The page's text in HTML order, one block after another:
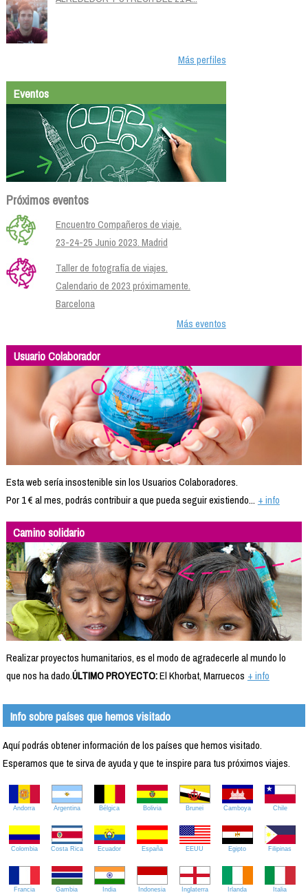
Más perfiles
Eventos
Próximos eventos
Encuentro Compañeros de viaje.
23-24-25 Junio 2023. Madrid
Taller de fotografía de viajes.
Calendario de 2023 próximamente.
Barcelona
Más eventos
Usuario Colaborador
Esta web sería insostenible sin los Usuarios Colaboradores.
Por 1 € al mes, podrás contribuir a que pueda seguir existiendo... + info
Camino solidario
Realizar proyectos humanitarios, es el modo de agradecerle al mundo lo
que nos ha dado.ÚLTIMO PROYECTO:El Khorbat, Marruecos + info
Info sobre países que hemos visitado
Aquí podrás obtener información de los países que hemos visitado.
Esperamos que te sirva de ayuda y que te inspire para tus próximos viajes.
Andorra Argentina Bélgica Bolivia Brunei Camboya Chile
Colombia Costa Rica Ecuador España EEUU Egipto Filipinas
Francia Gambia India Indonesia Inglaterra Irlanda Italia